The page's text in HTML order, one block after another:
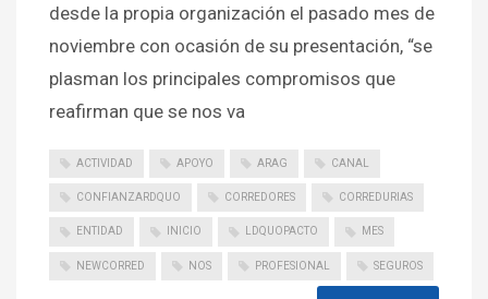
desde la propia organización el pasado mes de
noviembre con ocasión de su presentación, “se
plasman los principales compromisos que
reafirman que se nos va
ACTIVIDAD APOYO ARAG CANAL
CONFIANZARDQUO CORREDORES CORREDURIAS
ENTIDAD INICIO LDQUOPACTO MES
NEWCORRED NOS PROFESIONAL SEGUROS